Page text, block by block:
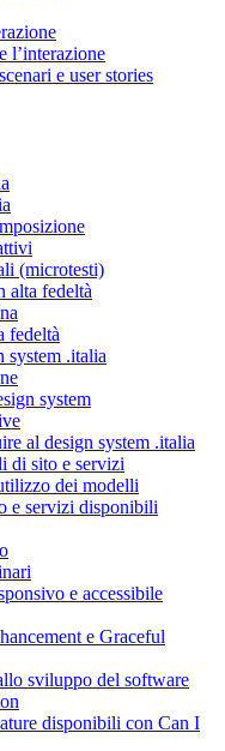
l’interazione
e user stories
(microtesti)
alta fedeltà
fedeltà
system .italia
system
al design system .italia
di sito e servizi
dei modelli
e servizi disponibili
e accessibile
e Graceful
sviluppo del software
disponibili con Can I